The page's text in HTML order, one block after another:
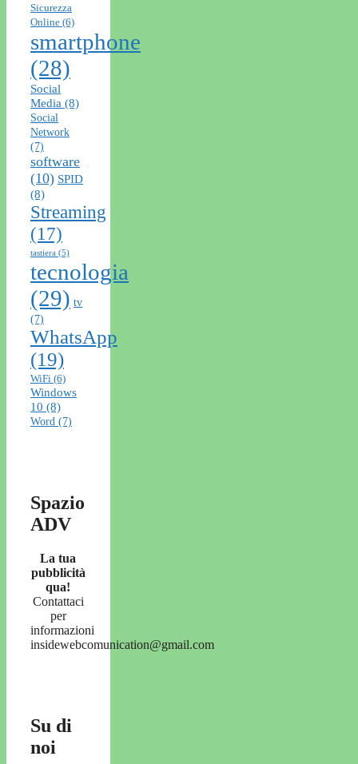
Sicurezza
Online (6)
smartphone
(28)
Social
Media (8)
Social
Network
(7)
software
(10) SPID
(8)
Streaming
(17)
tastiera (5)
tecnologia
(29) tv
(7)
WhatsApp
(19)
WiFi (6)
Windows
10 (8)
Word (7)
Spazio
ADV
La tua
pubblicità
qua!
Contattaci
per
informazioni
insidewebcomunication@gmail.com
Su di
noi